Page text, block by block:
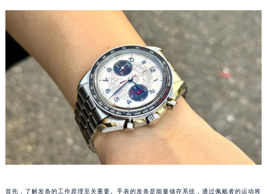
首先，了解发条的工作原理至关重要。手表的发条是能量储存系统，通过佩戴者的运动将